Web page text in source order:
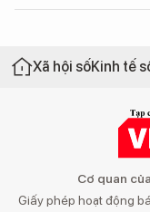
Xã hội sốKinh tế
Cơ quan
Giấy phép hoạt động